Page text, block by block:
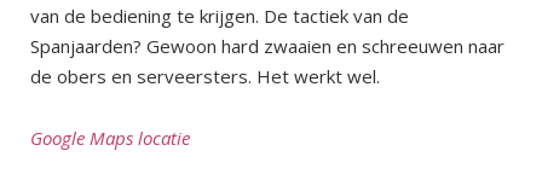
van de bediening te krijgen. De tactiek van de
Spanjaarden? Gewoon hard zwaaien en schreeuwen naar
de obers en serveersters. Het werkt wel.
Google Maps locatie